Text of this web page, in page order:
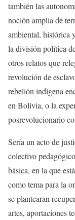
también las
noción amplia de
ambiental, histórica
la división política
otros relatos que
revolución de
rebelión indígena
en Bolivia, o la
posrevolucionario
Sería un acto de
colectivo
básica, en la que
como tema para la
se plantearan
artes, aportaciones